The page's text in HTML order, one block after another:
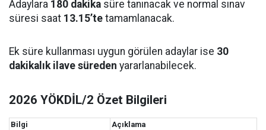
Adaylara 180 dakika süre tanınacak ve normal sınav
süresi saat 13.15’te tamamlanacak.
Ek süre kullanması uygun görülen adaylar ise 30
dakikalık ilave süreden yararlanabilecek.
2026 YÖKDİL/2 Özet Bilgileri
Bilgi
Açıklama